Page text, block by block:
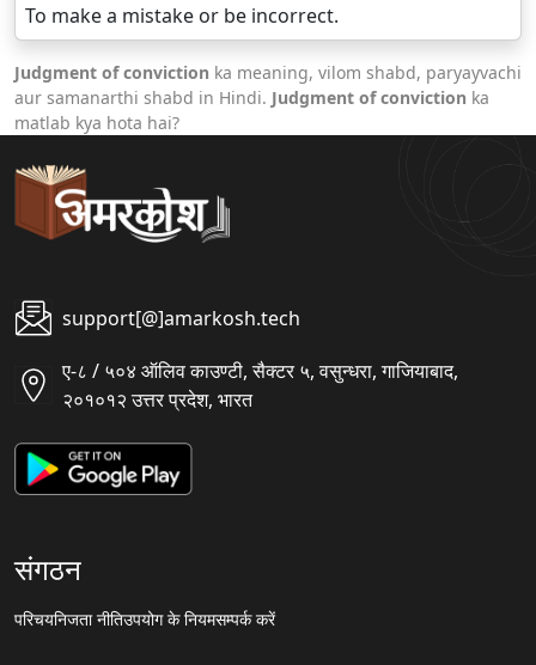
To make a mistake or be incorrect.
Judgment of conviction ka meaning, vilom shabd, paryayvachi
aur samanarthi shabd in Hindi. Judgment of conviction ka
matlab kya hota hai?
support[@]amarkosh.tech
ए-८ / ५०४ ऑलिव काउण्टी, सैक्टर ५, वसुन्धरा, गाजियाबाद,
२०१०१२ उत्तर प्रदेश, भारत
संगठन
परिचयनिजता नीतिउपयोग के नियमसम्पर्क करें